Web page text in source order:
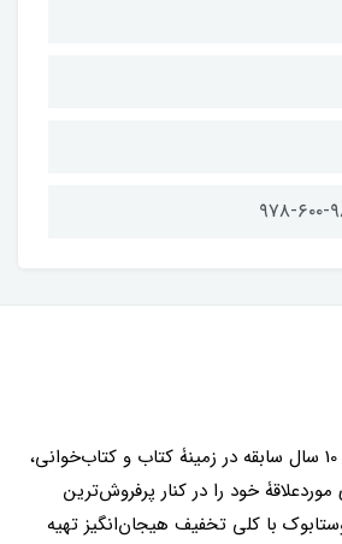
مفتخریم اعلام کنیم که با 10 سال سابقه در زمینۀ کتاب و کتاب‌خوانی،
خود را در کنار پرفروش‌ترین
با کلی تخفیف هیجان‌انگیز تهیه